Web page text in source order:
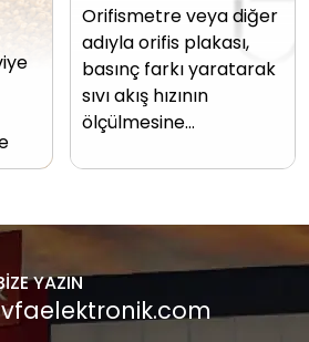
Orifismetre veya diğer
adıyla orifis plakası,
basınç farkı yaratarak
sıvı akış hızının
ölçülmesine…
YAZIN